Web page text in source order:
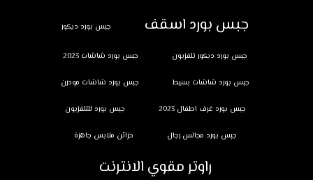
جبس بورد اسقف جبس بورد ديكور
جبس بورد ديكور تلفزيون جبس بورد شاشات 2023
جبس بورد شاشات بسيط جبس بورد شاشات مودرن
جبس بورد غرف اطفال 2023 جبس بورد للتلفزيون
جبس بورد مجالس رجال خزائن ملابس جاهزة
راوتر مقوي الانترنت